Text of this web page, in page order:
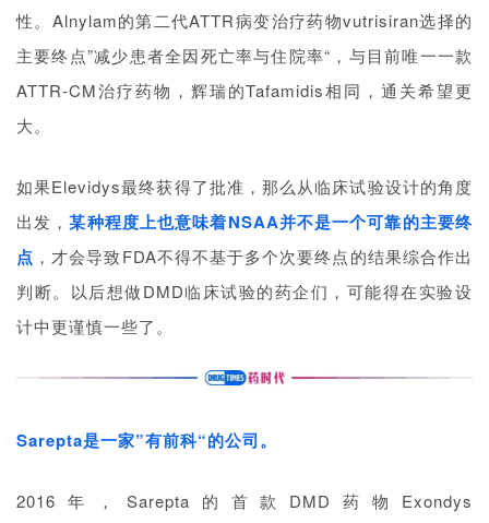
性。Alnylam的第二代ATTR病变治疗药物vutrisiran选择的
主要终点”减少患者全因死亡率与住院率“，与目前唯一一款
ATTR-CM治疗药物，辉瑞的Tafamidis相同，通关希望更
大。
如果Elevidys最终获得了批准，那么从临床试验设计的角度
出发，某种程度上也意味着NSAA并不是一个可靠的主要终
点 ，才会导致FDA不得不基于多个次要终点的结果综合作出
判断。以后想做DMD临床试验的药企们，可能得在实验设
计中更谨慎一些了。
Sarepta是一家”有前科“的公司。
2016年，Sarepta的首款DMD药物Exondys